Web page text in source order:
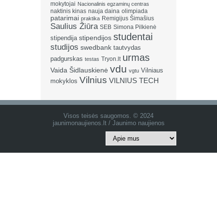
mokytojai Nacionalinis egzaminų centras
naktinis kinas nauja daina olimpiada
patarimai praktika Remigijus Šimašius
Saulius Žiūra SEB Simona Pilkienė
stipendija stipendijos studentai
studijos swedbank tautvydas
padgurskas testas Tryon.lt urmas
Vaida Šidlauskienė vdu vgtu Vilniaus
mokyklos Vilnius VILNIUS TECH
Visos teisės saugomos. © 2024
jaunimonaujienos.lt / Jaunimo naujienos